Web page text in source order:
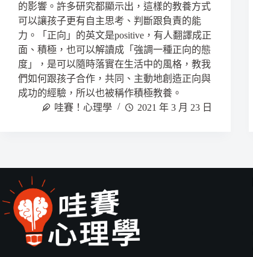
的影響。許多研究都顯示出，這樣的教養方式
可以讓孩子更有自主思考、判斷跟負責的能
力。「正向」的英文是positive，有人翻譯成正
面、積極，也可以解讀成「強調一種正向的態
度」，是可以隨時落實在生活中的風格，教我
們如何跟孩子合作，共同、主動地創造正向與
成功的經驗，所以也被稱作積極教養。
哇賽！心理學
2021 年 3 月 23 日